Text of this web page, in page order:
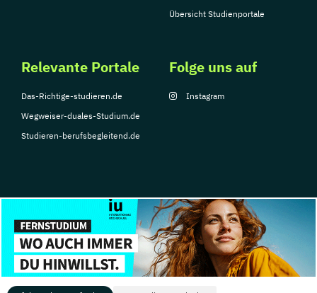
Übersicht Studienportale
Relevante Portale
Das-Richtige-studieren.de
Wegweiser-duales-Studium.de
Studieren-berufsbegleitend.de
Folge uns auf
Instagram
© Copyright 2026, TarGroup Media GmbH
Impressum
Datenschutzerklärung Nutzungsbedingungen